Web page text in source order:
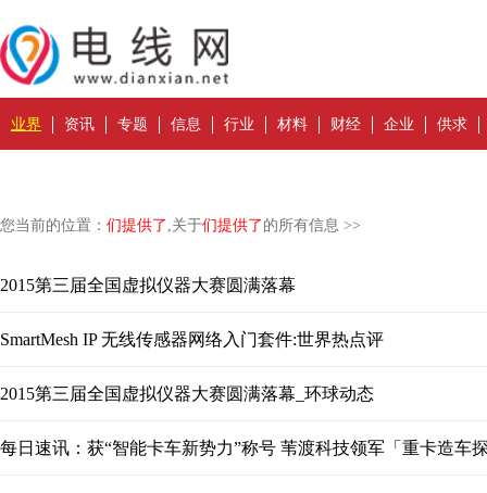
业界 资讯 专题 信息 行业 材料 财经 企业 供求
您当前的位置： 们提供了 ,关于们提供了 的所有信息 >>
2015第三届全国虚拟仪器大赛圆满落幕
SmartMesh IP 无线传感器网络入门套件:世界热点评
2015第三届全国虚拟仪器大赛圆满落幕_环球动态
每日速讯：获“智能卡车新势力”称号 苇渡科技领军「重卡造车